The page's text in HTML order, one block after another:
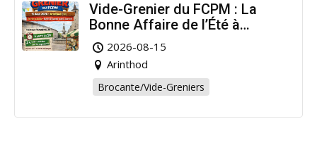
Vide-Grenier du FCPM : La
Bonne Affaire de l’Été à
Arinthod !
2026-08-15
Arinthod
Brocante/Vide-Greniers